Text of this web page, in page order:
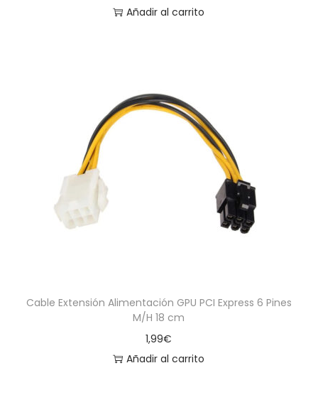
Añadir al carrito
Cable Extensión Alimentación GPU PCI Express 6 Pines
M/H 18 cm
1,99€
Añadir al carrito